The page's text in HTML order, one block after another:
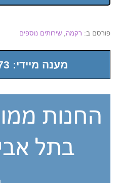
פורסם ב: רקמה שירותים נוספים
מענה מיידי: 072-3922-473